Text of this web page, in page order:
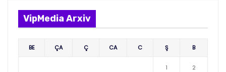
VipMedia Arxiv
BE ÇA Ç CA C Ş B
1 2